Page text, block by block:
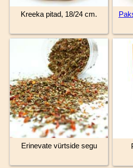
Kreeka pitad, 18/24 cm.
Erinevate vürtside segu